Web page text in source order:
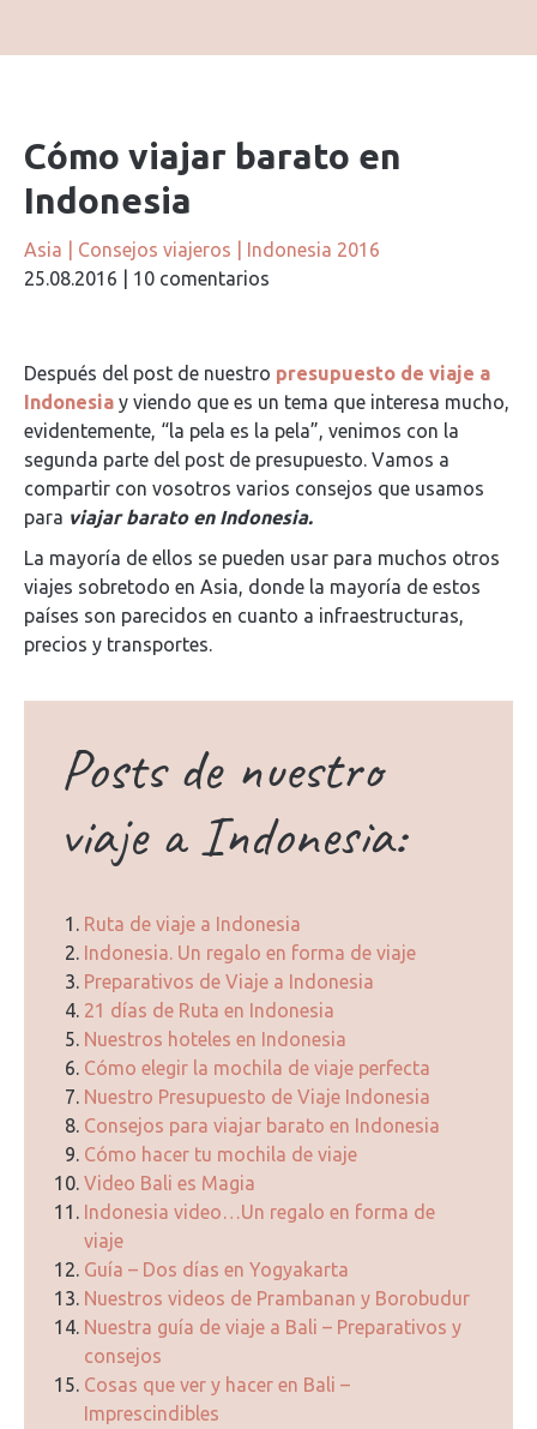
Cómo viajar barato en
Indonesia
Asia Consejos viajeros
Indonesia 2016
25.08.2016
10 comentarios
Después del post de nuestro presupuesto de viaje a
Indonesia y viendo que es un tema que interesa mucho,
evidentemente, “la pela es la pela”, venimos con la
segunda parte del post de presupuesto. Vamos a
compartir con vosotros varios consejos que usamos
para viajar barato en Indonesia.
La mayoría de ellos se pueden usar para muchos otros
viajes sobretodo en Asia, donde la mayoría de estos
países son parecidos en cuanto a infraestructuras,
precios y transportes.
Posts de nuestro
viaje a Indonesia:
Ruta de viaje a Indonesia
Indonesia. Un regalo en forma de viaje
Preparativos de Viaje a Indonesia
21 días de Ruta en Indonesia
Nuestros hoteles en Indonesia
Cómo elegir la mochila de viaje perfecta
Nuestro Presupuesto de Viaje Indonesia
Consejos para viajar barato en Indonesia
Cómo hacer tu mochila de viaje
Video Bali es Magia
Indonesia video…Un regalo en forma de
viaje
Guía – Dos días en Yogyakarta
Nuestros videos de Prambanan y Borobudur
Nuestra guía de viaje a Bali – Preparativos y
consejos
Cosas que ver y hacer en Bali –
Imprescindibles